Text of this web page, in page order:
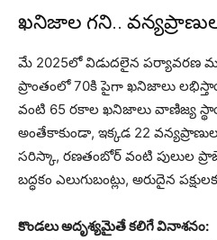
ఖనిజాల గని..
మే 2025లో విడుదలైన పర్యావరణ
ప్రాంతంలో 70కి పైగా ఖనిజాలు
వంటి 65 రకాల ఖనిజాలు వాణిజ్య
అంతేకాకుండా, ఇక్కడ 22
సరిస్కా, రణతంబోర్ వంటి పులుల
బద్ధకం ఎలుగుబంట్లు, అరుదైన
కొండలు అదృశ్యమైతే కలిగే వినాశనం: